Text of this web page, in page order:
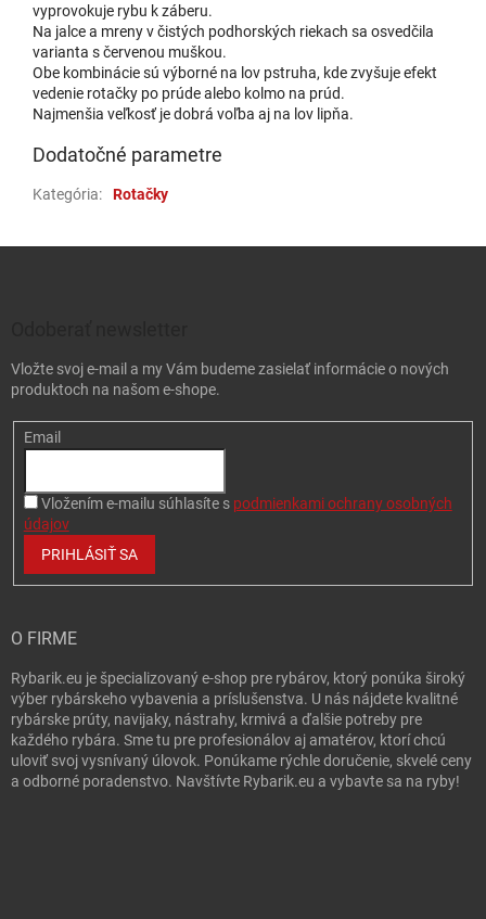
vyprovokuje rybu k záberu.
Na jalce a mreny v čistých podhorských riekach sa osvedčila
varianta s červenou muškou.
Obe kombinácie sú výborné na lov pstruha, kde zvyšuje efekt
vedenie rotačky po prúde alebo kolmo na prúd.
Najmenšia veľkosť je dobrá voľba aj na lov lipňa.
Dodatočné parametre
Kategória: Rotačky
Vložte svoj e-mail a my Vám budeme zasielať informácie o nových
produktoch na našom e-shope.
Email
Vložením e-mailu súhlasíte s podmienkami ochrany osobných
údajov
PRIHLÁSIŤ SA
O FIRME
Rybarik.eu je špecializovaný e-shop pre rybárov, ktorý ponúka široký
výber rybárskeho vybavenia a príslušenstva. U nás nájdete kvalitné
rybárske prúty, navijaky, nástrahy, krmivá a ďalšie potreby pre
každého rybára. Sme tu pre profesionálov aj amatérov, ktorí chcú
uloviť svoj vysnívaný úlovok. Ponúkame rýchle doručenie, skvelé ceny
a odborné poradenstvo. Navštívte Rybarik.eu a vybavte sa na ryby!